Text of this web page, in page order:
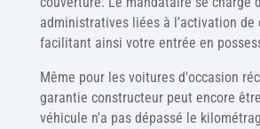
administratives liées à l'activation de
facilitant ainsi votre entrée en
Même pour les voitures d'occasion
garantie constructeur peut encore
véhicule n'a pas dépassé le